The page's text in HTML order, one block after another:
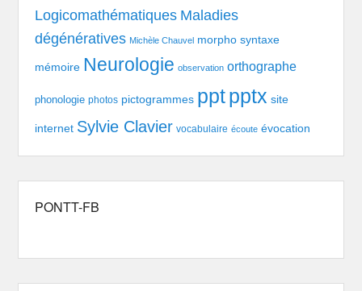
Logicomathématiques Maladies
dégénératives Michèle Chauvel morpho syntaxe
mémoire Neurologie observation orthographe
phonologie photos pictogrammes pptpptx site
internet Sylvie Clavier vocabulaire écoute évocation
PONTT-FB